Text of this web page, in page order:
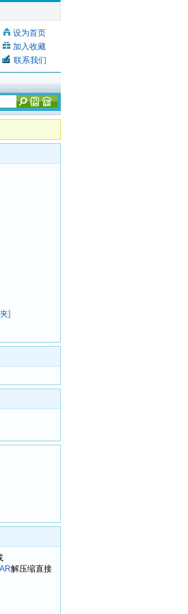
设为首页
加入收藏
联系我们
]
解压缩直接